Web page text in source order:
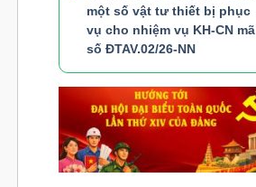
một số vật tư thiết bị phục
vụ cho nhiệm vụ KH-CN mã
số ĐTAV.02/26-NN